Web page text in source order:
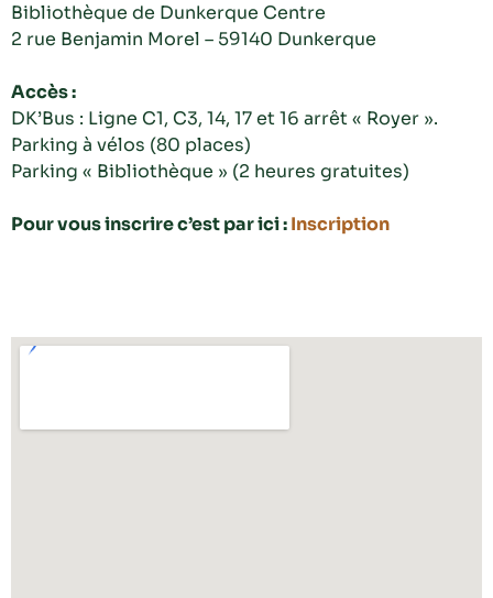
Bibliothèque de Dunkerque Centre
2 rue Benjamin Morel – 59140 Dunkerque
Accès :
DK’Bus : Ligne C1, C3, 14, 17 et 16 arrêt « Royer ».
Parking à vélos (80 places)
Parking « Bibliothèque » (2 heures gratuites)
Pour vous inscrire c’est par ici :Inscription